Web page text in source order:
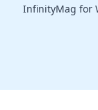
InfinityMag for